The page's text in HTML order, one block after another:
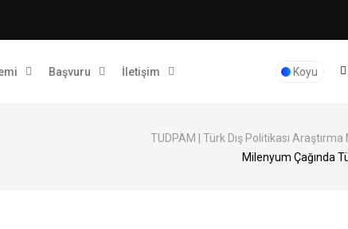
Başvuru İletişim Koyu
TUDPAM | Türk Dış Politikası
Milenyum Çağında